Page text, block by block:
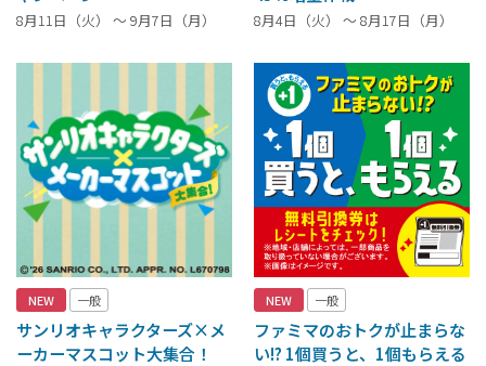
8月11日（火） ～ 9月7日（月） 8月4日（火） ～ 8月17日（月）
NEW 一般
サンリオキャラクターズ×メ
ーカーマスコット大集合！
NEW 一般
ファミマのおトクが止まらな
い!? 1個買うと、1個もらえる